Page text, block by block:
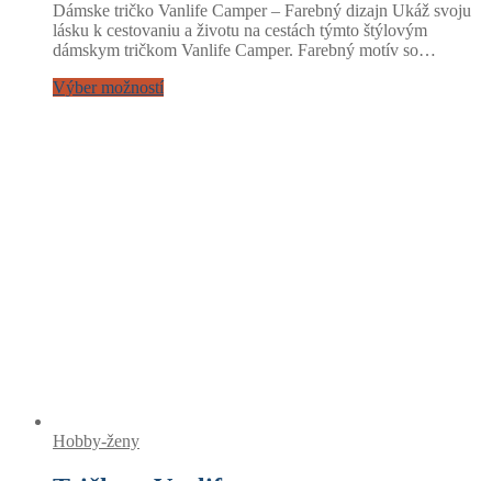
Dámske tričko Vanlife Camper – Farebný dizajn Ukáž svoju
lásku k cestovaniu a životu na cestách týmto štýlovým
dámskym tričkom Vanlife Camper. Farebný motív so…
Výber možností
Hobby-ženy